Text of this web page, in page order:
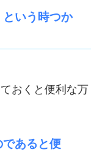
いう時つか
おくと便利な万
あると便